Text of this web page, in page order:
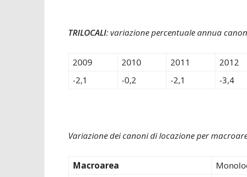
TRILOCALI: variazione percentuale annua
2009 2010 2011 2012
-2,1
-0,2 -2,1 -3,4
Variazione dei canoni di locazione per
Macroarea